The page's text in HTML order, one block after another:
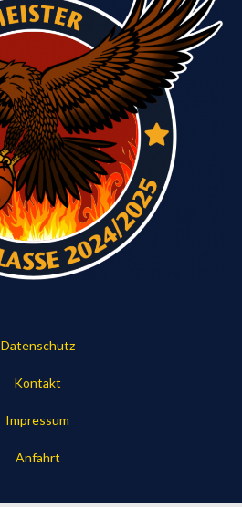
in
Regionsliga
Datenschutz
Kontakt
Impressum
Anfahrt